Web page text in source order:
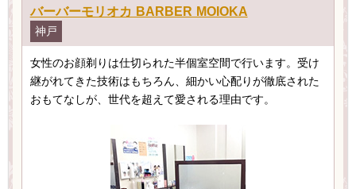
バーバーモリオカ BARBER MOIOKA
神戸
女性のお顔剃りは仕切られた半個室空間で行います。受け
継がれてきた技術はもちろん、細かい心配りが徹底された
おもてなしが、世代を超えて愛される理由です。